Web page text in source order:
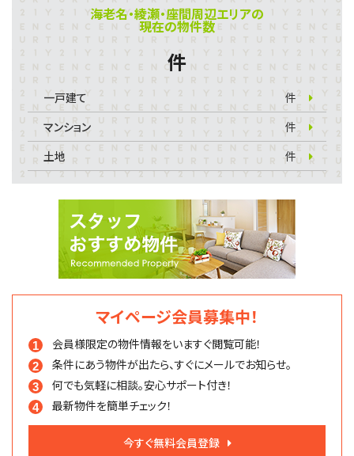
海老名・綾瀬・座間周辺エリアの
現在の物件数
件
一戸建て
件
マンション
件
土地
件
マイページ会員募集中！
会員様限定の物件情報をいますぐ閲覧可能！
条件にあう物件が出たら、すぐにメールでお知らせ。
何でも気軽に相談。安心サポート付き！
最新物件を簡単チェック！
今すぐ無料会員登録